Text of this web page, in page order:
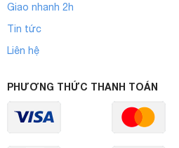
Giao nhanh 2h
Tin tức
Liên hệ
PHƯƠNG THỨC THANH TOÁN